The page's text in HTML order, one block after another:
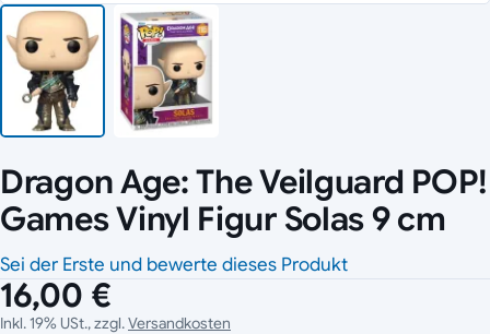
Dragon Age: The Veilguard POP!
Games Vinyl Figur Solas 9 cm
Sei der Erste und bewerte dieses Produkt
16,00 €
Inkl. 19% USt., zzgl.Versandkosten